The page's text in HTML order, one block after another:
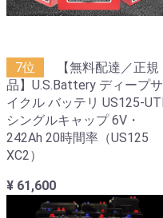
7位
【無料配達／正規
品】U.S.Battery ディープサ
イクル バッテリ US125-
シングルキャップ 6V・
242Ah 20時間率（US125
XC2）
¥ 61,600